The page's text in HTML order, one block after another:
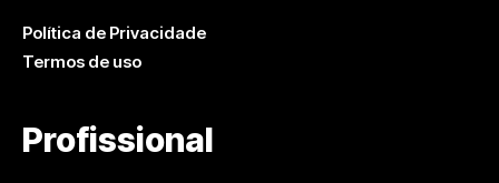
Política de Privacidade
Termos de uso
Profissional